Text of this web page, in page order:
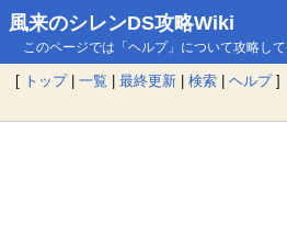
風来のシレンDS攻略Wiki
このページでは「ヘルプ」について攻略して
[ トップ| 一覧 | 最終更新 | 検索 | ヘルプ]